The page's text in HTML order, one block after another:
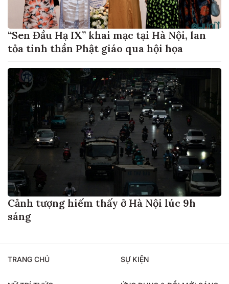
“Sen Đầu Hạ IX” khai mạc tại Hà Nội, lan
tỏa tinh thần Phật giáo qua hội họa
Cảnh tượng hiếm thấy ở Hà Nội lúc 9h
sáng
TRANG CHỦ SỰ KIỆN